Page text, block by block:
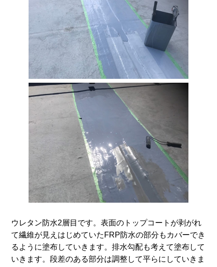
ウレタン防水2層目です。表面のトップコートが剥がれ
て繊維が見えはじめていたFRP防水の部分もカバーでき
るように塗布していきます。排水勾配も考えて塗布して
いきます。段差のある部分は調整して平らにしていきま